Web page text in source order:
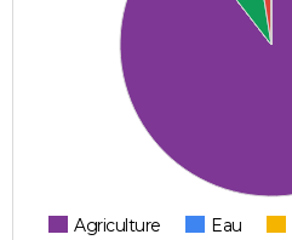
Agriculture Eau